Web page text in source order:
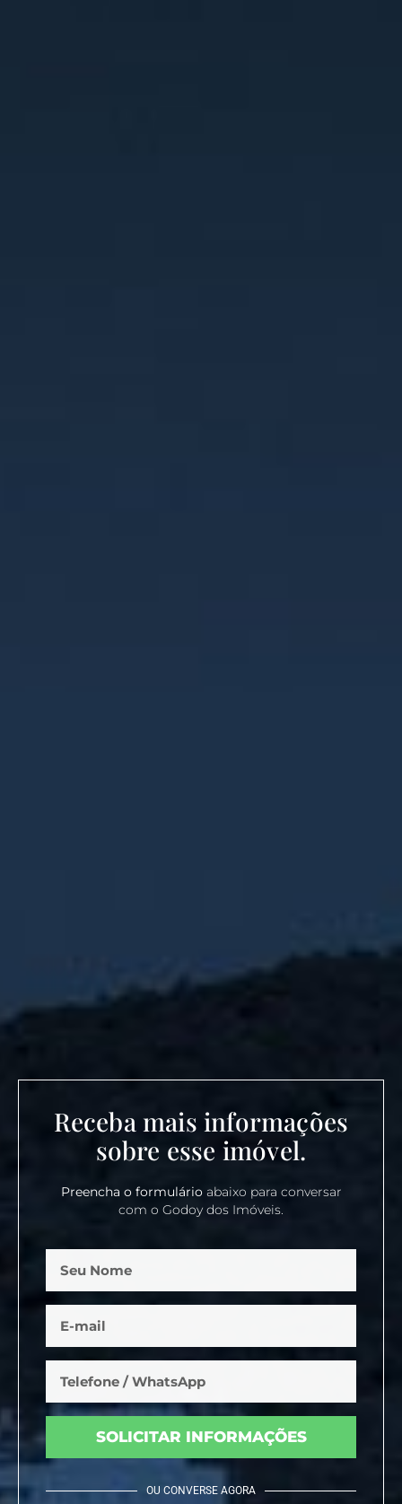
Receba mais informações
sobre esse imóvel.
Preencha o formulárioabaixo para conversar
com o Godoy dos Imóveis.
SOLICITAR INFORMAÇÕES
OU CONVERSE AGORA